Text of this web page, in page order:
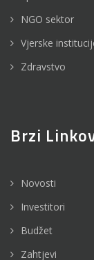
NGO sektor
Vjerske
Zdravstvo
Brzi
Novosti
Investitori
Budžet
Zahtjevi